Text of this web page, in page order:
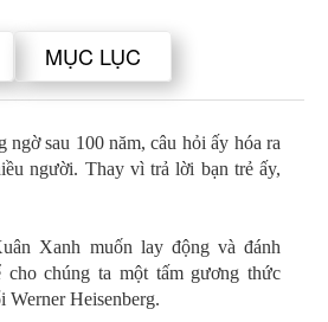
MỤC LỤC
sau 100 năm, câu hỏi ấy hóa ra
người. Thay vì trả lời bạn trẻ ấy,
Xanh muốn lay động và đánh
chúng ta một tấm gương thức
Werner Heisenberg.